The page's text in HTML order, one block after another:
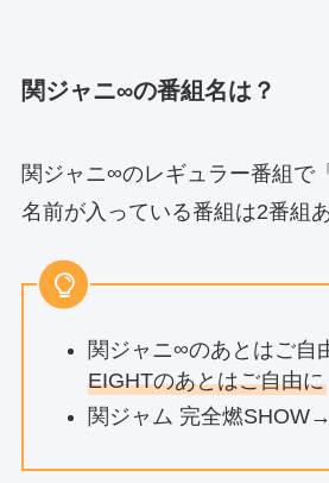
関ジャニ∞の番組名は？
関ジャニ∞のレギュラー番組で
名前が入っている番組は2番組あ
関ジャニ∞のあとはご自
EIGHTのあとはご自由に
関ジャム 完全燃